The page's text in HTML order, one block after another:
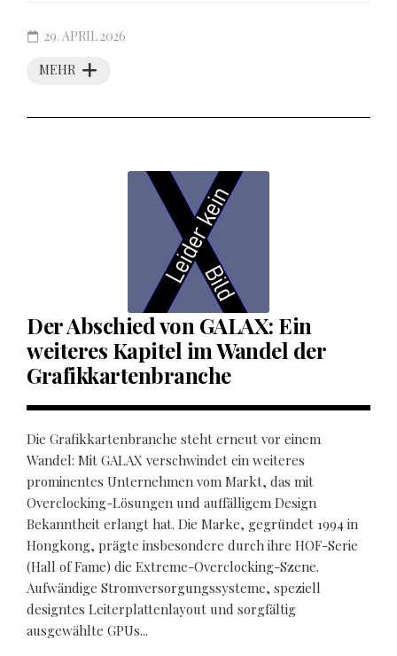
MEHR
29. APRIL 2026
Der Abschied von GALAX: Ein
weiteres Kapitel im Wandel der
Grafikkartenbranche
Die Grafikkartenbranche steht erneut vor einem
Wandel: Mit GALAX verschwindet ein weiteres
prominentes Unternehmen vom Markt, das mit
Overclocking-Lösungen und auffälligem Design
Bekanntheit erlangt hat. Die Marke, gegründet 1994 in
Hongkong, prägte insbesondere durch ihre HOF-Serie
(Hall of Fame) die Extreme-Overclocking-Szene.
Aufwändige Stromversorgungssysteme, speziell
designtes Leiterplattenlayout und sorgfältig
ausgewählte GPUs...